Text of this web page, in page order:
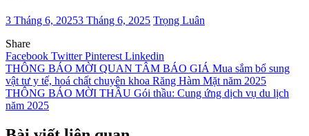
3 Tháng 6, 20253 Tháng 6, 2025 Trọng Luân
Share
Facebook TwitterPinterest Linkedin
Điều
hướng
bài
viết
THÔNG BÁO MỜI QUAN TÂM BÁO GIÁ Mua sắm bổ sung
vật tư y tế, hoá chất chuyên khoa Răng Hàm Mặt năm 2025
THÔNG BÁO MỜI THẦU Gói thầu: Cung ứng dịch vụ du lịch
năm 2025